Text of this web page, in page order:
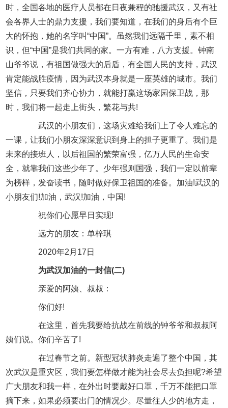
时，全国各地的医疗人员都在日夜兼程的驰援武汉，又有社
会各界人士的鼎力支援，我们要知道，在我们的身后有个巨
大的怀抱，她的名字叫“中国”。虽然我们远隔千里，素不相
识，但“中国”是我们共同的家。一方有难，八方支援。钟南
山爷爷说，有祖国做强大的后盾，有全国人民的支持，武汉
肯定能战胜疫情，因为武汉本身就是一座英雄的城市。我们
坚信，只要我们齐心协力，就能打赢这场家园保卫战，那
时，我们将一起走上街头，繁花与共!
武汉的小朋友们，这场灾难给我们上了令人难忘的
一课，让我们小朋友深深意识到身上的担子更重了。我们是
未来的接班人，以后祖国的繁荣富强，亿万人民的生命安
全，就靠我们这些少年了。少年强则国强，我们一定以前辈
为榜样，发奋读书，随时做好保卫祖国的准备。加油!武汉的
小朋友们!加油，武汉!加油，中国!
祝你们心愿早日实现!
远方的朋友：单梓琪
2020年2月17日
为武汉加油的一封信(二)
亲爱的阿姨、叔叔：
你们好!
在这里，首先我要给抗战在前线的钟爷爷和叔叔阿
姨们说。你们辛苦了!
在过春节之前。新型冠状肺炎走遍了整个中国，其
次武汉是重灾区，我们要怎样做才能为社会尽去负担呢?希望
广大朋友和我一样，在外出时要戴好口罩，千万不能把口罩
摘下来，如果必须要出门的情况少。尽量往人少的地方走，